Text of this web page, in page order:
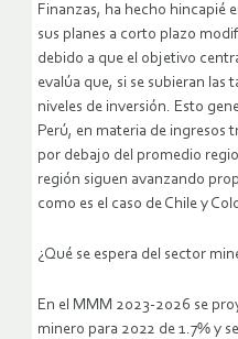
Finanzas, ha hecho hincapié
sus planes a corto plazo
debido a que el objetivo
evalúa que, si se subieran las
niveles de inversión. Esto
Perú, en materia de ingresos
por debajo del promedio
región siguen avanzando
como es el caso de Chile y
¿Qué se espera del sector
En el MMM 2023-2026 se
minero para 2022 de 1.7% y